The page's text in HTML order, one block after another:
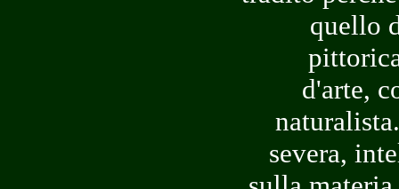
quello
d'arte,
severa,